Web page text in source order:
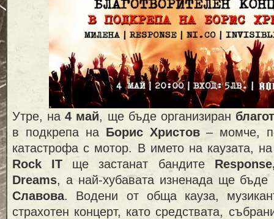
Утре, на 4 май, ще бъде организиран
в подкрепа наБорис Христов– момче,
катастрофа с мотор. В името на каузата,
Rock IT ще застанат бандите
Dreams, а най-хубавата изненада ще бъде
Славова. Водени от обща кауза,
страхотен концерт, като средствата,